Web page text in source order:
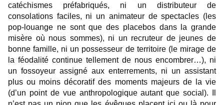
catéchismes préfabriqués, ni un distributeur de
consolations faciles, ni un animateur de spectacles (les
pop-louange ne sont que des placebos dans la grande
misère où nous sommes), ni un recruteur de jeunes de
bonne famille, ni un possesseur de territoire (le mirage de
la féodalité continue tellement de nous encombrer…), ni
un fossoyeur assigné aux enterrements, ni un assistant
plus ou moins décoratif des moments majeurs de la vie
(d’un point de vue anthropologique autant que social). Il